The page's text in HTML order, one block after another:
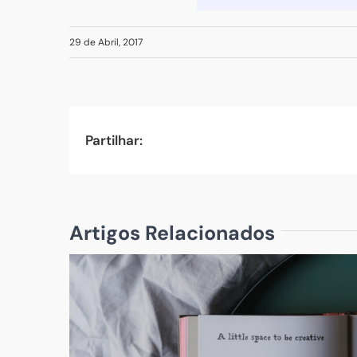
29 de Abril, 2017
Partilhar:
Artigos Relacionados